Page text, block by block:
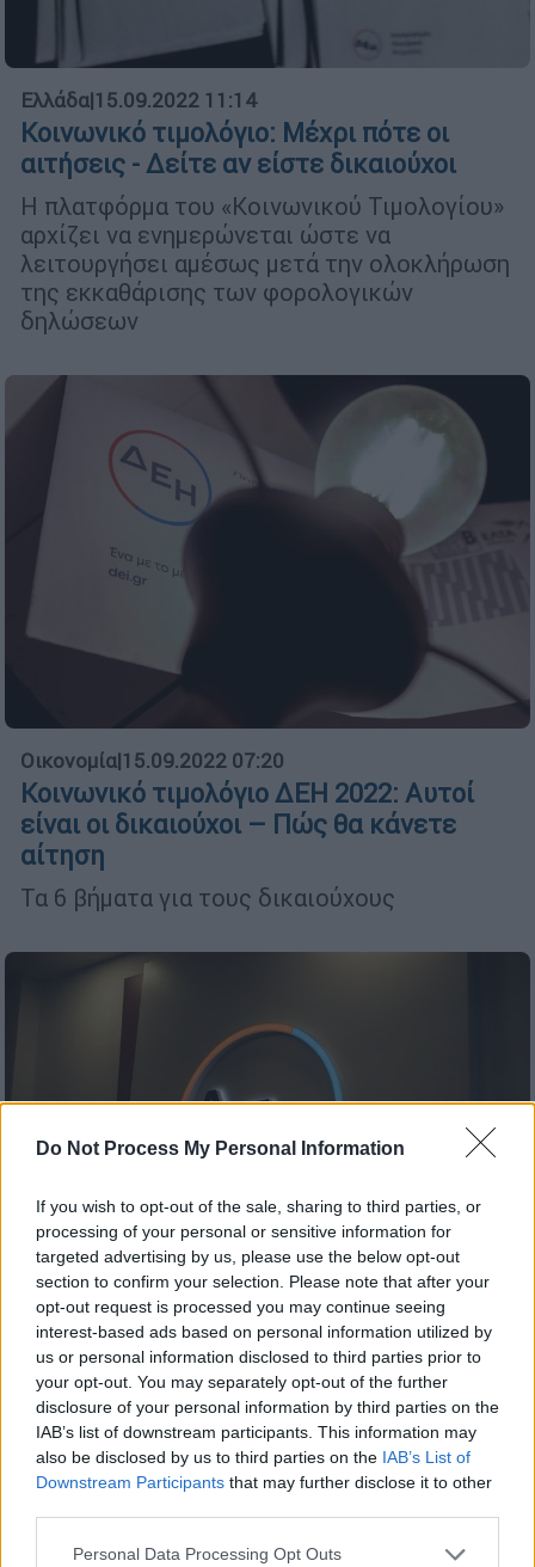
Do Not Process My Personal Information
If you wish to opt-out of the sale, sharing to third parties, or
processing of your personal or sensitive information for
targeted advertising by us, please use the below opt-out
section to confirm your selection. Please note that after your
opt-out request is processed you may continue seeing
interest-based ads based on personal information utilized by
us or personal information disclosed to third parties prior to
your opt-out. You may separately opt-out of the further
disclosure of your personal information by third parties on the
IAB’s list of downstream participants. This information may
also be disclosed by us to third parties on the IAB’s List of
Downstream Participants that may further disclose it to other
Please note that this website/app uses one or more Google
Personal Data Processing Opt Outs
Ελλάδα|15.09.2022 11:14
Κοινωνικό τιμολόγιο: Μέχρι πότε οι
αιτήσεις - Δείτε αν είστε δικαιούχοι
Η πλατφόρμα του «Κοινωνικού Τιμολογίου»
αρχίζει να ενημερώνεται ώστε να
λειτουργήσει αμέσως μετά την ολοκλήρωση
της εκκαθάρισης των φορολογικών
δηλώσεων
Οικονομία|15.09.2022 07:20
Κοινωνικό τιμολόγιο ΔΕΗ 2022: Αυτοί
είναι οι δικαιούχοι – Πώς θα κάνετε
αίτηση
Τα 6 βήματα για τους δικαιούχους
Οικονομία|14.09.2022 02:00
Κοινωνικό τιμολόγιο ΔΕΗ 2022: Ποιοι
είναι οι δικαιούχοι – Πώς θα κάνετε
αίτηση
Τα έξι βήματα για τους δικαιούχους